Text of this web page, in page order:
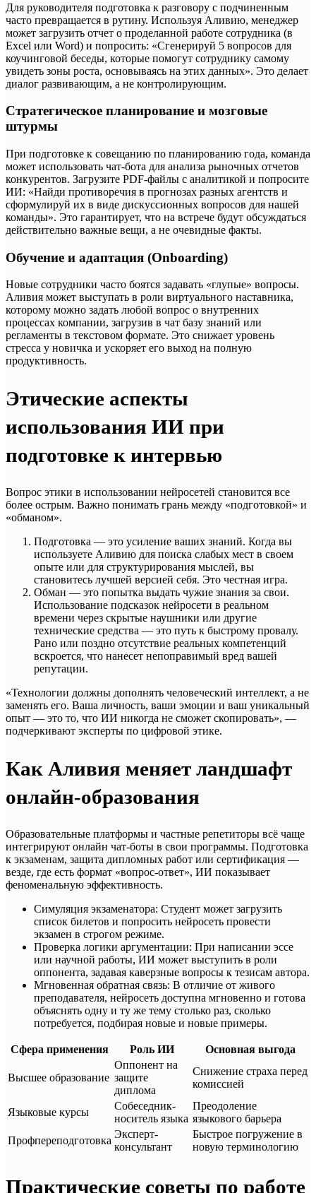
Для руководителя подготовка к разговору с подчиненным
часто превращается в рутину. Используя Аливию, менеджер
может загрузить отчет о проделанной работе сотрудника (в
Excel или Word) и попросить: «Сгенерируй 5 вопросов для
коучинговой беседы, которые помогут сотруднику самому
увидеть зоны роста, основываясь на этих данных». Это делает
диалог развивающим, а не контролирующим.
Стратегическое планирование и мозговые
штурмы
При подготовке к совещанию по планированию года, команда
может использовать чат-бота для анализа рыночных отчетов
конкурентов. Загрузите PDF-файлы с аналитикой и попросите
ИИ: «Найди противоречия в прогнозах разных агентств и
сформулируй их в виде дискуссионных вопросов для нашей
команды». Это гарантирует, что на встрече будут обсуждаться
действительно важные вещи, а не очевидные факты.
Обучение и адаптация (Onboarding)
Новые сотрудники часто боятся задавать «глупые» вопросы.
Аливия может выступать в роли виртуального наставника,
которому можно задать любой вопрос о внутренних
процессах компании, загрузив в чат базу знаний или
регламенты в текстовом формате. Это снижает уровень
стресса у новичка и ускоряет его выход на полную
продуктивность.
Этические аспекты
использования ИИ при
подготовке к интервью
Вопрос этики в использовании нейросетей становится все
более острым. Важно понимать грань между «подготовкой» и
«обманом».
Подготовка — это усиление ваших знаний. Когда вы
используете Аливию для поиска слабых мест в своем
опыте или для структурирования мыслей, вы
становитесь лучшей версией себя. Это честная игра.
Обман — это попытка выдать чужие знания за свои.
Использование подсказок нейросети в реальном
времени через скрытые наушники или другие
технические средства — это путь к быстрому провалу.
Рано или поздно отсутствие реальных компетенций
вскроется, что нанесет непоправимый вред вашей
репутации.
«Технологии должны дополнять человеческий интеллект, а не
заменять его. Ваша личность, ваши эмоции и ваш уникальный
опыт — это то, что ИИ никогда не сможет скопировать», —
подчеркивают эксперты по цифровой этике.
Как Аливия меняет ландшафт
онлайн-образования
Образовательные платформы и частные репетиторы всё чаще
интегрируют онлайн чат-боты в свои программы. Подготовка
к экзаменам, защита дипломных работ или сертификация —
везде, где есть формат «вопрос-ответ», ИИ показывает
феноменальную эффективность.
Симуляция экзаменатора: Студент может загрузить
список билетов и попросить нейросеть провести
экзамен в строгом режиме.
Проверка логики аргументации: При написании эссе
или научной работы, ИИ может выступить в роли
оппонента, задавая каверзные вопросы к тезисам автора.
Мгновенная обратная связь: В отличие от живого
преподавателя, нейросеть доступна мгновенно и готова
объяснять одну и ту же тему столько раз, сколько
потребуется, подбирая новые и новые примеры.
Сфера применения Роль ИИ Основная выгода
Высшее образование
Оппонент на
защите
диплома
Снижение страха перед
комиссией
Языковые курсы
Собеседник-
носитель языка
Преодоление
языкового барьера
Профпереподготовка
Эксперт-
консультант
Быстрое погружение в
новую терминологию
Практические советы по работе